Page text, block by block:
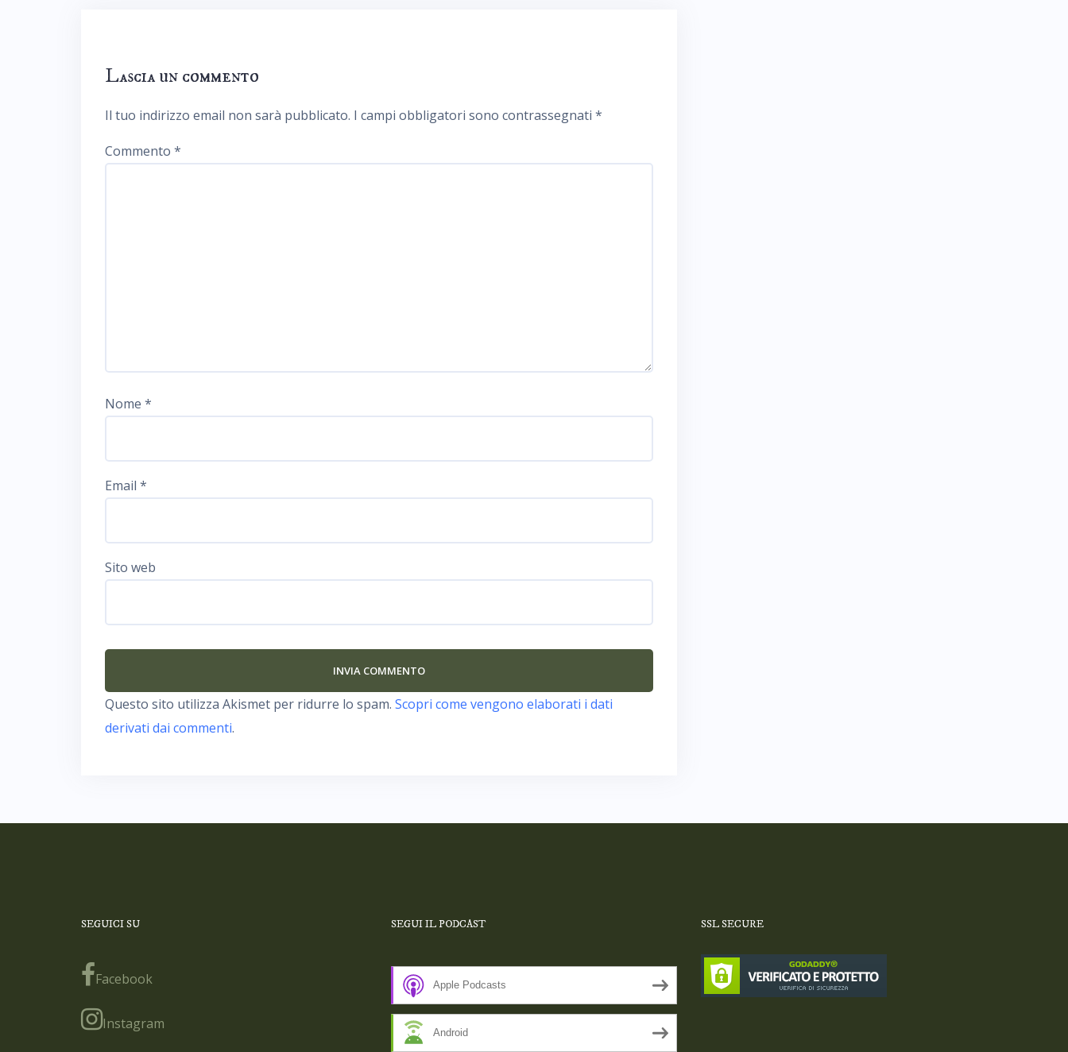
Lascia un commento
Il tuo indirizzo email non sarà pubblicato. I campi obbligatori sono contrassegnati *
Commento *
Nome *
Email *
Sito web
Questo sito utilizza Akismet per ridurre lo spam. Scopri come vengono elaborati i dati
derivati dai commenti.
SEGUICI SU
Facebook
Instagram
SEGUI IL PODCAST
Apple Podcasts
Android
SSL SECURE